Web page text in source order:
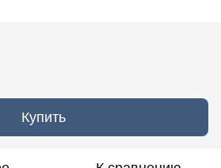
Купить